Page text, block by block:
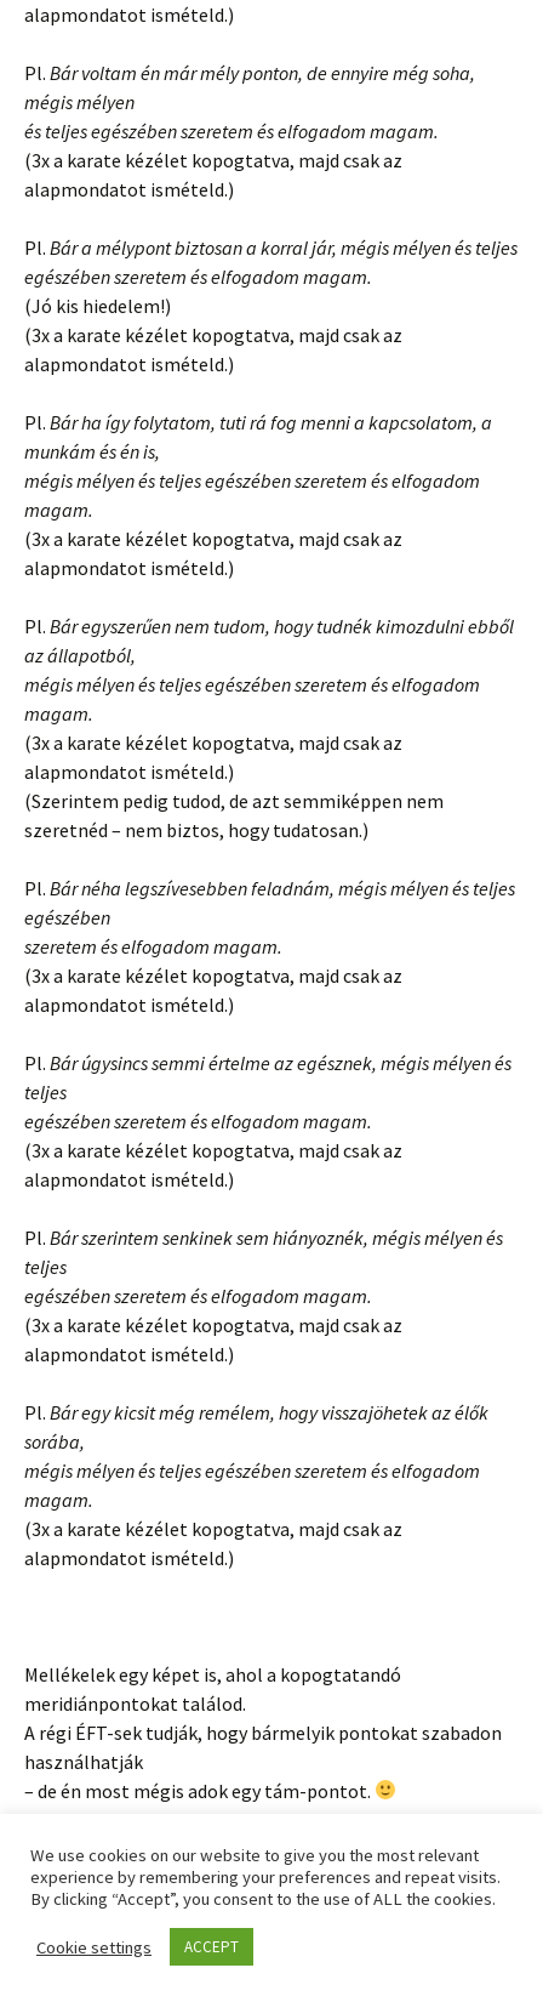
alapmondatot ismételd.)
Pl. Bár voltam én már mély ponton, de ennyire még soha,
mégis mélyen
és teljes egészében szeretem és elfogadom magam.
(3x a karate kézélet kopogtatva, majd csak az
alapmondatot ismételd.)
Pl. Bár a mélypont biztosan a korral jár, mégis mélyen és teljes
egészében szeretem és elfogadom magam.
(Jó kis hiedelem!)
(3x a karate kézélet kopogtatva, majd csak az
alapmondatot ismételd.)
Pl. Bár ha így folytatom, tuti rá fog menni a kapcsolatom, a
munkám és én is,
mégis mélyen és teljes egészében szeretem és elfogadom
magam.
(3x a karate kézélet kopogtatva, majd csak az
alapmondatot ismételd.)
Pl. Bár egyszerűen nem tudom, hogy tudnék kimozdulni ebből
az állapotból,
mégis mélyen és teljes egészében szeretem és elfogadom
magam.
(3x a karate kézélet kopogtatva, majd csak az
alapmondatot ismételd.)
(Szerintem pedig tudod, de azt semmiképpen nem
szeretnéd – nem biztos, hogy tudatosan.)
Pl. Bár néha legszívesebben feladnám, mégis mélyen és teljes
egészében
szeretem és elfogadom magam.
(3x a karate kézélet kopogtatva, majd csak az
alapmondatot ismételd.)
Pl. Bár úgysincs semmi értelme az egésznek, mégis mélyen és
teljes
egészében szeretem és elfogadom magam.
(3x a karate kézélet kopogtatva, majd csak az
alapmondatot ismételd.)
Pl. Bár szerintem senkinek sem hiányoznék, mégis mélyen és
teljes
egészében szeretem és elfogadom magam.
(3x a karate kézélet kopogtatva, majd csak az
alapmondatot ismételd.)
Pl. Bár egy kicsit még remélem, hogy visszajöhetek az élők
sorába,
mégis mélyen és teljes egészében szeretem és elfogadom
magam.
(3x a karate kézélet kopogtatva, majd csak az
alapmondatot ismételd.)
Mellékelek egy képet is, ahol a kopogtatandó
meridiánpontokat találod.
A régi ÉFT-sek tudják, hogy bármelyik pontokat szabadon
használhatják
– de én most mégis adok egy tám-pontot.
FONTOS: Legyen nálad papír és toll, mert kopogtatás
közben a tudat
mélyebb rétegeivel kommunikálsz és mindenféle „érdekes”
We use cookies on our website to give you the most relevant
experience by remembering your preferences and repeat visits.
By clicking “Accept”, you consent to the use of ALL the cookies.
Cookie settings ACCEPT